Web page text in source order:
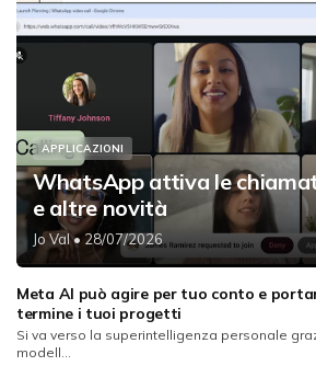
APPLICAZIONI
WhatsApp attiva le
e altre novità
Jo Val• 28/07/2026
Meta AI può agire per tuo conto e
termine i tuoi progetti
Si va verso la superintelligenza personale
modell...